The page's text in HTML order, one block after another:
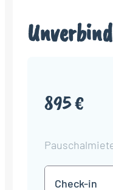
895 €
TT